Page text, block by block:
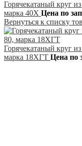
Горячекатаный круг
марка 40Х Цена по
Вернуться к списку
Горячекатаный круг
марка 18ХГТ Цена по